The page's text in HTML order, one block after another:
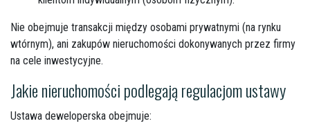
Nie obejmuje transakcji między osobami prywatnymi (na rynku
wtórnym), ani zakupów nieruchomości dokonywanych przez firmy
na cele inwestycyjne.
Jakie nieruchomości podlegają regulacjom ustawy
Ustawa deweloperska obejmuje: